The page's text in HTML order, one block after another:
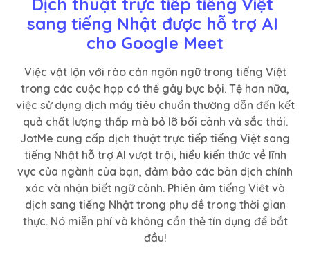
sang tiếng Nhật được hỗ trợ AI
cho Google Meet
Việc vật lộn với rào cản ngôn ngữ trong tiếng Việt
trong các cuộc họp có thể gây bực bội. Tệ hơn nữa,
việc sử dụng dịch máy tiêu chuẩn thường dẫn đến kết
quả chất lượng thấp mà bỏ lỡ bối cảnh và sắc thái.
JotMe cung cấp dịch thuật trực tiếp tiếng Việt sang
tiếng Nhật hỗ trợ AI vượt trội, hiểu kiến thức về lĩnh
vực của ngành của bạn, đảm bảo các bản dịch chính
xác và nhận biết ngữ cảnh. Phiên âm tiếng Việt và
dịch sang tiếng Nhật trong phụ đề trong thời gian
thực. Nó miễn phí và không cần thẻ tín dụng để bắt
đầu!